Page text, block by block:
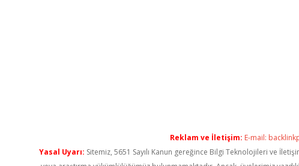
Reklam ve İletişim: E-mail:
Yasal Uyarı: Sitemiz, 5651 Sayılı Kanun gereğince Bilgi Teknolojileri ve